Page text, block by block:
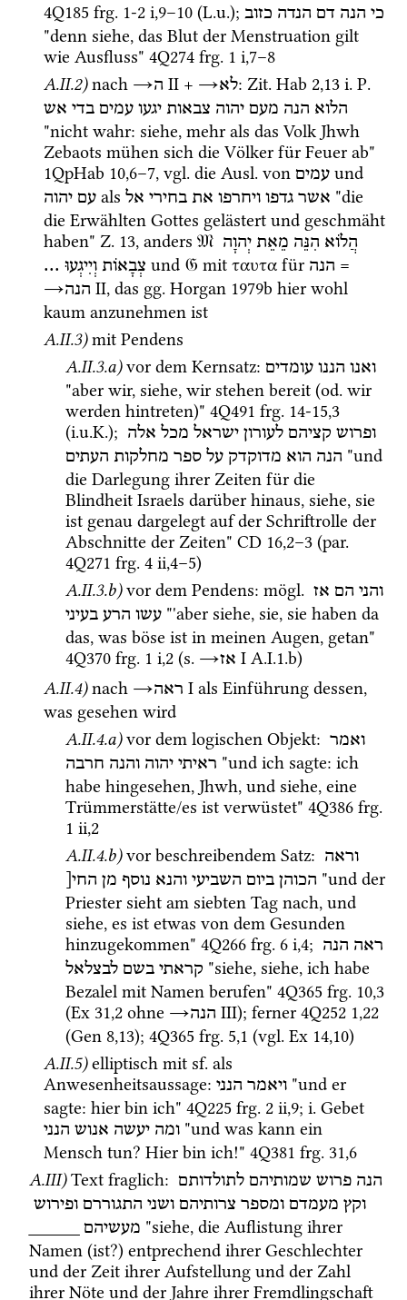
4Q185 frg. 1-2 i,9–10 (L.u.); כי הנה דם הנדה כזוב
"denn siehe, das Blut der Menstruation gilt
wie Ausfluss" 4Q274 frg. 1 i,7–8
A.II.2)nach →ה ‎ II + →לא: Zit. Hab 2,13 i. P.
הלוא הנה מעם יהוה צבאות יגעו עמים בדי אש
"nicht wahr: siehe, mehr als das Volk Jhwh
1QpHab 10,6–7, vgl. die Ausl. von עמים
עם יהוה als אשר גדפו ויחרפו את בחירי אל
"die
die Erwählten Gottes gelästert und geschmäht
haben" Z. 13, anders 𝔐 הֲלוֹא הִנֵּה מֵאֵת יְהוָה
צְבָאוֹת וְיִיגְעוּ ... und 𝔊 mit ταυτα für הנה
→הנה ‎ II, das gg. Horgan 1979b hier wohl
kaum anzunehmen ist
A.II.3)mit Pendens
A.II.3.a)vor dem Kernsatz: ואנו הננו עומדים
"aber wir, siehe, wir stehen bereit (od. wir
werden hintreten)" 4Q491 frg. 14-15,3
(i.u.K.); ופרוש קציהם לעורון ישראל מכל אלה
הנה הוא מדוקדק על ספר מחלקות העתים
"und
die Darlegung ihrer Zeiten für die
Blindheit Israels darüber hinaus, siehe, sie
ist genau dargelegt auf der Schriftrolle der
Abschnitte der Zeiten" CD 16,2–3 (par.
4Q271 frg. 4 ii,4–5)
A.II.3.b)vor dem Pendens: mögl. והני הם אז
עשו הרע בעיני
"'aber siehe, sie, sie haben da
4Q370 frg. 1 i,2 (s. →אז ‎ I A.I.1.b)
A.II.4)nach →ראה ‎ I als Einführung dessen,
was gesehen wird
A.II.4.a)vor dem logischen Objekt: ואמר
ראיתי יהוה והנה חרבה
"und ich sagte: ich
habe hingesehen, Jhwh, und siehe, eine
Trümmerstätte/es ist verwüstet" 4Q386 frg.
1 ii,2
A.II.4.b)vor beschreibendem Satz: וראה
הכוהן ביום השביעי והנא נוסף מן החי[
"und der
Priester sieht am siebten Tag nach, und
siehe, es ist etwas von dem Gesunden
hinzugekommen" 4Q266 frg. 6 i,4; ראה הנה
קראתי בשם לבצלאל
"siehe, siehe, ich habe
Bezalel mit Namen berufen" 4Q365 frg. 10,3
(Ex 31,2 ohne →הנה ‎ III); ferner 4Q252 1,22
(Gen 8,13); 4Q365 frg. 5,1 (vgl. Ex 14,10)
A.II.5)elliptisch mit sf. als
Anwesenheitsaussage: ויאמר הנני
"und er
sagte: hier bin ich" 4Q225 frg. 2 ii,9; i.
ומה יעשה אנוש הנני
"und was kann ein
Mensch tun? Hier bin ich!" 4Q381 frg. 31,6
A.III)Text fraglich: הנה פרוש שמותיהם לתולדותם
וקץ מעמדם ומספר צרותיהם ושני התגוררם ופירוש
מעשיהם "siehe, die Auflistung ihrer
Namen (ist?) entprechend ihrer Geschlechter
und der Zeit ihrer Aufstellung und der Zahl
ihrer Nöte und der Jahre ihrer Fremdlingschaft